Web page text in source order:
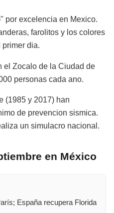
por excelencia en Mexico.
farolitos y los colores
dia.
el Zocalo de la Ciudad de
personas cada ano.
(1985 y 2017) han
de prevencion sismica.
un simulacro nacional.
en México
España recupera Florida